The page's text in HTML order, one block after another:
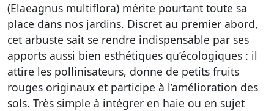
(Elaeagnus multiflora) mérite pourtant toute sa
place dans nos jardins. Discret au premier abord,
cet arbuste sait se rendre indispensable par ses
apports aussi bien esthétiques qu’écologiques : il
attire les pollinisateurs, donne de petits fruits
rouges originaux et participe à l’amélioration des
sols. Très simple à intégrer en haie ou en sujet